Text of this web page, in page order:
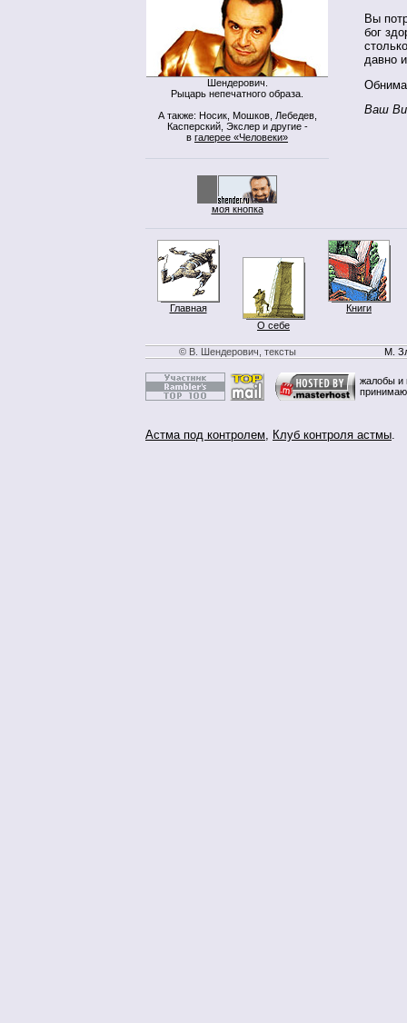
Шендерович.
Рыцарь непечатного образа.
А также: Носик, Мошков, Лебедев,
Касперский, Экслер и другие -
в галерее «Человеки»
моя кнопка
Вы
бог
давно
Ваш
Главная
О себе
Книги
© В. Шендерович, тексты М.
жалобы и
Астма под контролем, Клуб контроля астмы.